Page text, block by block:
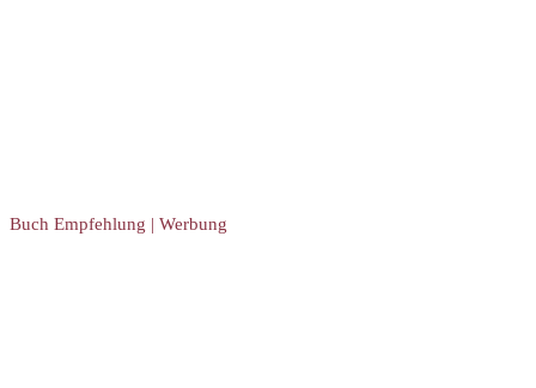
Buch Empfehlung | Werbung